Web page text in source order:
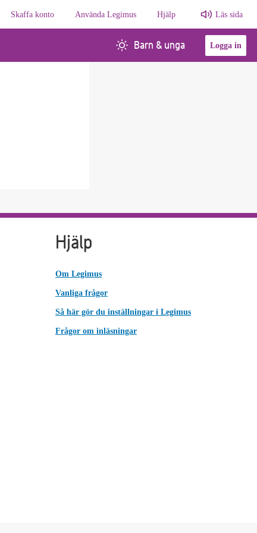
Skaffa konto Använda Legimus Hjälp Läs sida
Barn & unga Logga in
Hjälp
Om Legimus
Vanliga frågor
Så här gör du inställningar i Legimus
Frågor om inläsningar